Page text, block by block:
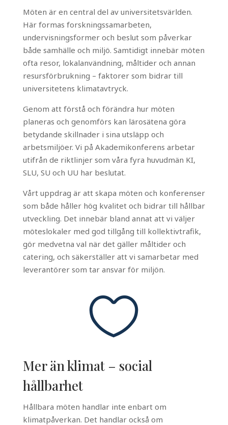
Möten är en central del av universitetsvärlden.
Här formas forskningssamarbeten,
undervisningsformer och beslut som påverkar
både samhälle och miljö. Samtidigt innebär möten
ofta resor, lokalanvändning, måltider och annan
resursförbrukning – faktorer som bidrar till
universitetens klimatavtryck.
Genom att förstå och förändra hur möten
planeras och genomförs kan lärosätena göra
betydande skillnader i sina utsläpp och
arbetsmiljöer. Vi på Akademikonferens arbetar
utifrån de riktlinjer som våra fyra huvudmän KI,
SLU, SU och UU har beslutat.
Vårt uppdrag är att skapa möten och konferenser
som både håller hög kvalitet och bidrar till hållbar
utveckling. Det innebär bland annat att vi väljer
möteslokaler med god tillgång till kollektivtrafik,
gör medvetna val när det gäller måltider och
catering, och säkerställer att vi samarbetar med
leverantörer som tar ansvar för miljön.

Mer än klimat – social
hållbarhet
Hållbara möten handlar inte enbart om
klimatpåverkan. Det handlar också om